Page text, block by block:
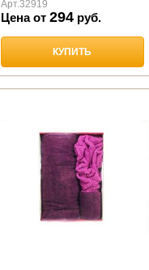
Арт.32919
Цена от 294руб.
КУПИТЬ